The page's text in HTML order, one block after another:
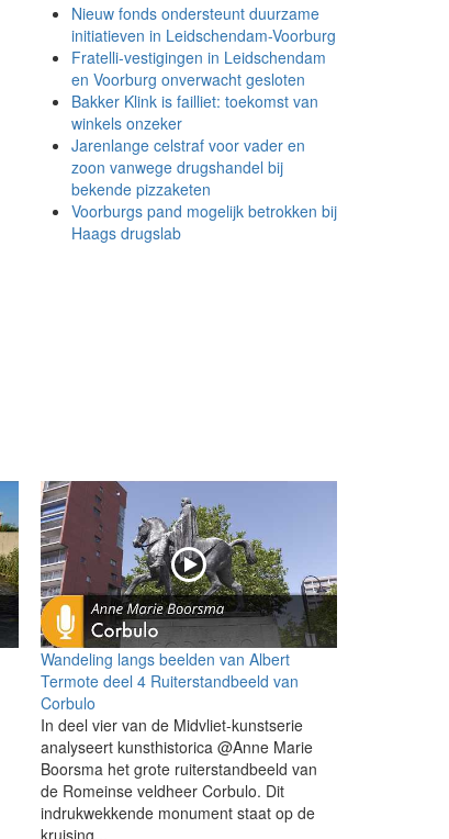
Nieuw fonds ondersteunt duurzame
initiatieven in Leidschendam-Voorburg
Fratelli-vestigingen in Leidschendam
en Voorburg onverwacht gesloten
Bakker Klink is failliet: toekomst van
winkels onzeker
Jarenlange celstraf voor vader en
zoon vanwege drugshandel bij
bekende pizzaketen
Voorburgs pand mogelijk betrokken bij
Haags drugslab
Wandeling langs beelden van Albert
Termote deel 4 Ruiterstandbeeld van
Corbulo
In deel vier van de Midvliet-kunstserie
analyseert kunsthistorica @Anne Marie
Boorsma het grote ruiterstandbeeld van
de Romeinse veldheer Corbulo. Dit
indrukwekkende monument staat op de
kruising...